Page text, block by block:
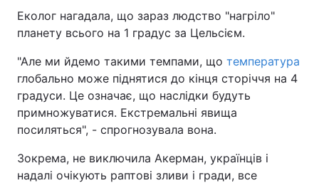
Еколог нагадала, що зараз людство "нагріло"
планету всього на 1 градус за Цельсієм.
"Але ми йдемо такими темпами, що температура
глобально може піднятися до кінця сторіччя на 4
градуси. Це означає, що наслідки будуть
примножуватися. Екстремальні явища
посиляться", - спрогнозувала вона.
Зокрема, не виключила Акерман, українців і
надалі очікують раптові зливи і гради, все